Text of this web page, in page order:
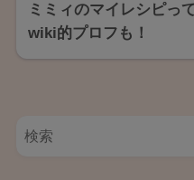
ミミィのマイレシピっ
wiki的プロフも！